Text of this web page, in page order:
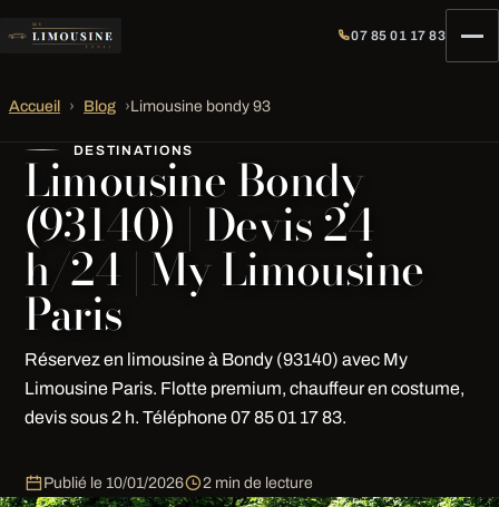
07 85 01 17 83
Accueil › Blog ›Limousine bondy 93
DESTINATIONS
Limousine Bondy
(93140) | Devis 24
h/24 | My Limousine
Paris
Réservez en limousine à Bondy (93140) avec My
Limousine Paris. Flotte premium, chauffeur en costume,
devis sous 2 h. Téléphone 07 85 01 17 83.
Publié le 10/01/2026 2 min de lecture